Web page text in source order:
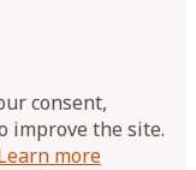
consent,
improve the site.
more